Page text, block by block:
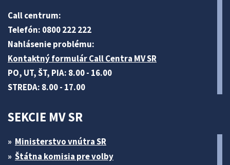
Call centrum:
Telefón: 0800 222 222
Nahlásenie problému:
Kontaktný formulár Call Centra MV SR
PO, UT, ŠT, PIA: 8.00 - 16.00
STREDA: 8.00 - 17.00
SEKCIE MV SR
Ministerstvo vnútra SR
Štátna komisia pre volby